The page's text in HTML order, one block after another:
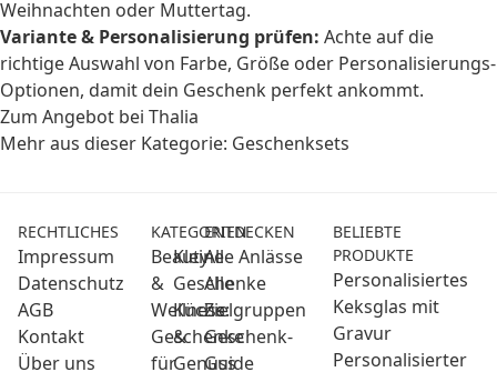
Weihnachten oder Muttertag.
Variante & Personalisierung prüfen: Achte auf die
richtige Auswahl von Farbe, Größe oder Personalisierungs-
Optionen, damit dein Geschenk perfekt ankommt.
Zum Angebot bei Thalia
Mehr aus dieser Kategorie: Geschenksets
RECHTLICHES
Impressum
Datenschutz
AGB
Kontakt
Über uns
KATEGORIEN
Beauty
&
Wellness:
Geschenke
für
Kleine
Geschenke
Küche
&
Genuss
ENTDECKEN
Alle Anlässe
Alle
Zielgruppen
Geschenk-
Guide
BELIEBTE
PRODUKTE
Personalisiertes
Keksglas mit
Gravur
Personalisierter